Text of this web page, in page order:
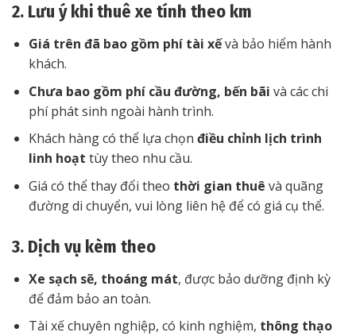
2. Lưu ý khi thuê xe tính theo km
Giá trên đã bao gồm phí tài xếvà bảo hiểm hành
khách.
Chưa bao gồm phí cầu đường, bến bãi và các chi
phí phát sinh ngoài hành trình.
Khách hàng có thể lựa chọn điều chỉnh lịch trình
linh hoạt tùy theo nhu cầu.
Giá có thể thay đổi theo thời gian thuê và quãng
đường di chuyển, vui lòng liên hệ để có giá cụ thể.
3. Dịch vụ kèm theo
Xe sạch sẽ, thoáng mát, được bảo dưỡng định kỳ
để đảm bảo an toàn.
Tài xế chuyên nghiệp, có kinh nghiệm, thông thạo